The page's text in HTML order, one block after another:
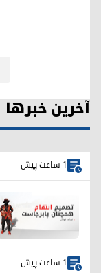
آخرین خبرها
1 ساعت پیش
1 ساعت پیش